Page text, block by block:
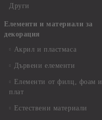
Други
Елементи и материали за
декорация
Акрил и пластмаса
Дървени елементи
Елементи от филц, фоам и
плат
Естествени материали